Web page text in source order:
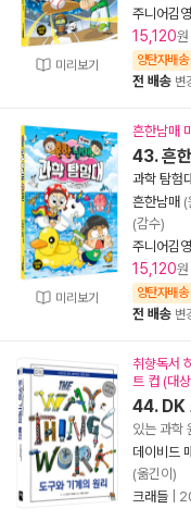
미리보기
주니어김
15,120
양탄자배송
전 배송 변
미리보기
흔한남매
43. 흔
과학 탐험
흔한남매 (
(감수)
주니어김
15,120
양탄자배송
전 배송 변
취향독서
트 컵 (대
44. DK
있는 과학
데이비드
(옮긴이)
크래들